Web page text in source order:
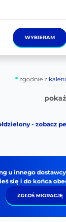
WYBIERAM
* zgodnie z
- zobacz
u innego
się i do końca
ZGŁOŚ MIGRACJĘ